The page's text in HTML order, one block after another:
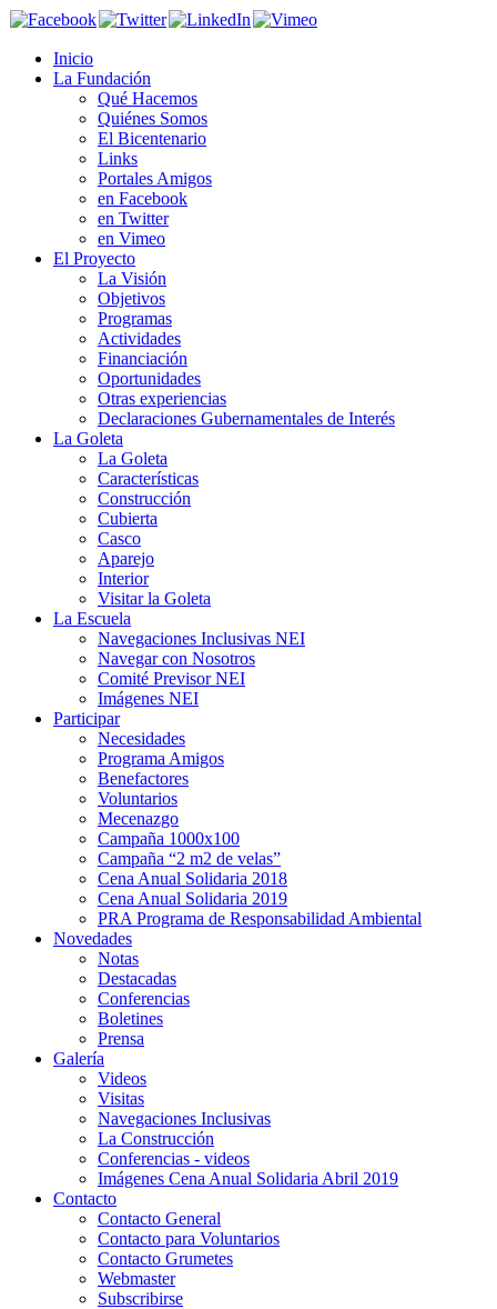
Inicio
La Fundación
Qué Hacemos
Quiénes Somos
El Bicentenario
Links
Portales Amigos
en Facebook
en Twitter
en Vimeo
El Proyecto
La Visión
Objetivos
Programas
Actividades
Financiación
Oportunidades
Otras experiencias
Declaraciones Gubernamentales de Interés
La Goleta
La Goleta
Características
Construcción
Cubierta
Casco
Aparejo
Interior
Visitar la Goleta
La Escuela
Navegaciones Inclusivas NEI
Navegar con Nosotros
Comité Previsor NEI
Imágenes NEI
Participar
Necesidades
Programa Amigos
Benefactores
Voluntarios
Mecenazgo
Campaña 1000x100
Campaña “2 m2 de velas”
Cena Anual Solidaria 2018
Cena Anual Solidaria 2019
PRA Programa de Responsabilidad Ambiental
Novedades
Notas
Destacadas
Conferencias
Boletines
Prensa
Galería
Videos
Visitas
Navegaciones Inclusivas
La Construcción
Conferencias - videos
Imágenes Cena Anual Solidaria Abril 2019
Contacto
Contacto General
Contacto para Voluntarios
Contacto Grumetes
Webmaster
Subscribirse